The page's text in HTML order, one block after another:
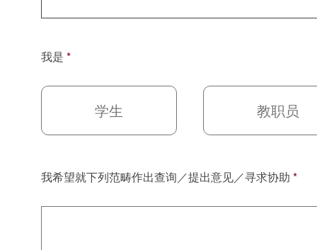
我是 *
学生 教职员
我希望就下列范畴作出查询／提出意见／寻求协助 *